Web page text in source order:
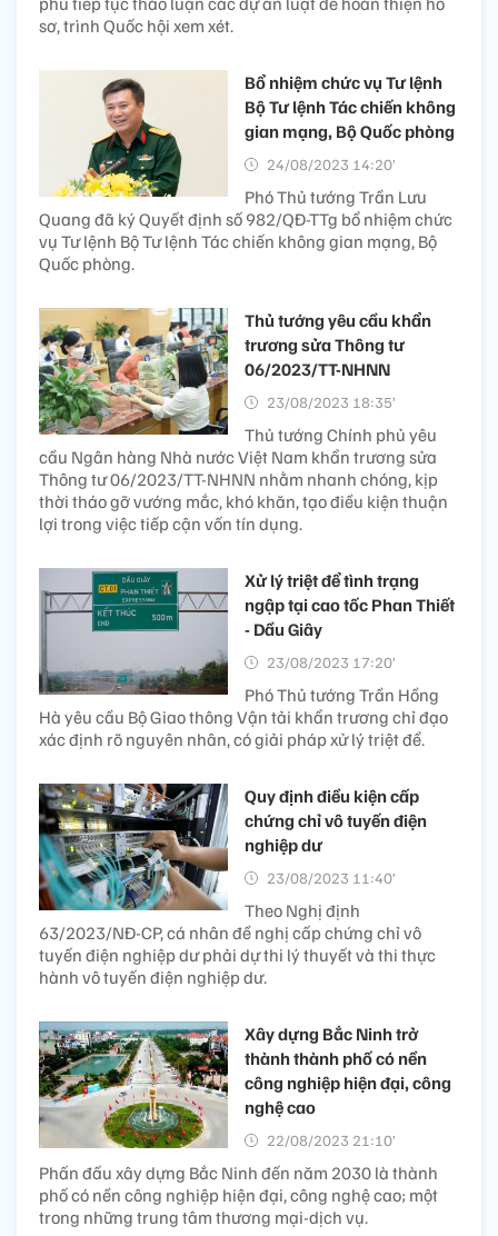
sơ, trình Quốc hội xem xét.
Bổ nhiệm chức vụ Tư lệnh
Bộ Tư lệnh Tác chiến không
gian mạng, Bộ Quốc phòng
24/08/2023 14:20’
Phó Thủ tướng Trần Lưu
Quang đã ký Quyết định số 982/QĐ-TTg bổ nhiệm chức
vụ Tư lệnh Bộ Tư lệnh Tác chiến không gian mạng, Bộ
Quốc phòng.
Thủ tướng yêu cầu khẩn
trương sửa Thông tư
06/2023/TT-NHNN
23/08/2023 18:35’
Thủ tướng Chính phủ yêu
cầu Ngân hàng Nhà nước Việt Nam khẩn trương sửa
Thông tư 06/2023/TT-NHNN nhằm nhanh chóng, kịp
thời tháo gỡ vướng mắc, khó khăn, tạo điều kiện thuận
lợi trong việc tiếp cận vốn tín dụng.
Xử lý triệt để tình trạng
ngập tại cao tốc Phan Thiết
- Dầu Giây
23/08/2023 17:20’
Phó Thủ tướng Trần Hồng
Hà yêu cầu Bộ Giao thông Vận tải khẩn trương chỉ đạo
xác định rõ nguyên nhân, có giải pháp xử lý triệt để.
Quy định điều kiện cấp
chứng chỉ vô tuyến điện
nghiệp dư
23/08/2023 11:40’
Theo Nghị định
63/2023/NĐ-CP, cá nhân đề nghị cấp chứng chỉ vô
tuyến điện nghiệp dư phải dự thi lý thuyết và thi thực
hành vô tuyến điện nghiệp dư.
Xây dựng Bắc Ninh trở
thành thành phố có nền
công nghiệp hiện đại, công
nghệ cao
22/08/2023 21:10’
Phấn đấu xây dựng Bắc Ninh đến năm 2030 là thành
phố có nền công nghiệp hiện đại, công nghệ cao; một
trong những trung tâm thương mại-dịch vụ.